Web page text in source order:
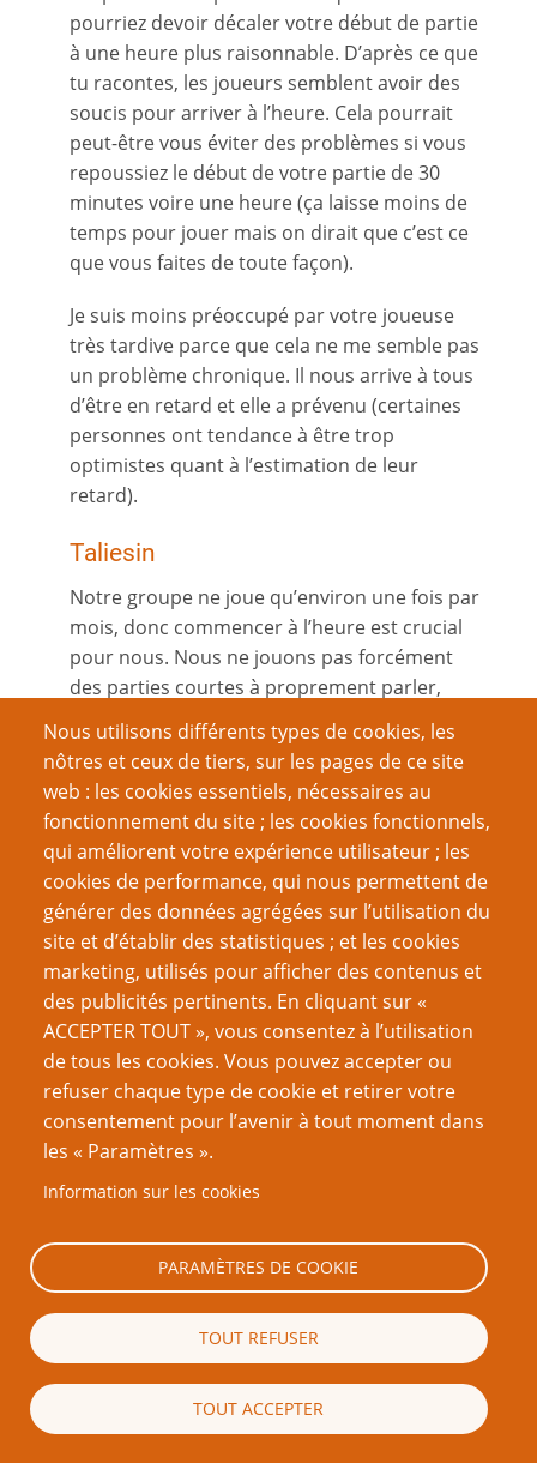
pourriez devoir décaler votre début de partie
à une heure plus raisonnable. D’après ce que
tu racontes, les joueurs semblent avoir des
soucis pour arriver à l’heure. Cela pourrait
peut-être vous éviter des problèmes si vous
repoussiez le début de votre partie de 30
minutes voire une heure (ça laisse moins de
temps pour jouer mais on dirait que c’est ce
que vous faites de toute façon).
Je suis moins préoccupé par votre joueuse
très tardive parce que cela ne me semble pas
un problème chronique. Il nous arrive à tous
d’être en retard et elle a prévenu (certaines
personnes ont tendance à être trop
optimistes quant à l’estimation de leur
retard).
Taliesin
Notre groupe ne joue qu’environ une fois par
mois, donc commencer à l’heure est crucial
pour nous. Nous ne jouons pas forcément
des parties courtes à proprement parler,
mais nous voulons profiter de tout le temps
de jeu de chaque séance.
Pour cela, je crée un journal de jeu sur un
blog Wordpress après chaque partie. J’avais
commencé par écrire le compte rendu de la
partie, mais c’est impossible pour des parties
longues (une séance plus courte devrait
résoudre cela). J’ai découvert que ça aide les
joueurs à réfléchir au jeu entre deux séances,
ce qui les rend plus impatients de jouer
quand la séance suivante arrive.
Je vais envisager un autre genre de résumé
après avoir lu tes astuces. Peut-être quelque
chose sous Powerpoint ?
Je travaille toujours le même jour où nous
jouons. Peu importe si je finis tôt, mes tâches
ménagères et autres (sans parler des
préparatifs de dernière minute) m’occupent
cette manière, je suis prêt à commencer
quand il estl’heurede commencer. Mes
Nous utilisons différents types de cookies, les
nôtres et ceux de tiers, sur les pages de ce site
web : les cookies essentiels, nécessaires au
fonctionnement du site ; les cookies fonctionnels,
qui améliorent votre expérience utilisateur ; les
cookies de performance, qui nous permettent de
générer des données agrégées sur l’utilisation du
site et d’établir des statistiques ; et les cookies
marketing, utilisés pour afficher des contenus et
des publicités pertinents. En cliquant sur «
ACCEPTER TOUT », vous consentez à l’utilisation
de tous les cookies. Vous pouvez accepter ou
refuser chaque type de cookie et retirer votre
consentement pour l’avenir à tout moment dans
les « Paramètres ».
Information sur les cookies
PARAMÈTRES DE COOKIE
TOUT REFUSER
TOUT ACCEPTER